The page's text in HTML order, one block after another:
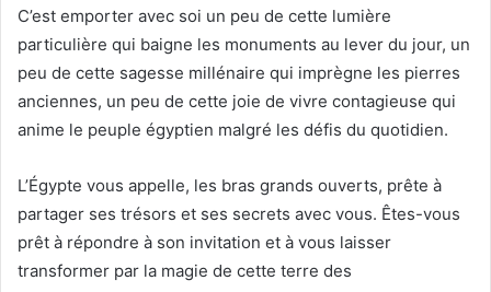
C’est emporter avec soi un peu de cette lumière
particulière qui baigne les monuments au lever du jour, un
peu de cette sagesse millénaire qui imprègne les pierres
anciennes, un peu de cette joie de vivre contagieuse qui
anime le peuple égyptien malgré les défis du quotidien.
L’Égypte vous appelle, les bras grands ouverts, prête à
partager ses trésors et ses secrets avec vous. Êtes-vous
prêt à répondre à son invitation et à vous laisser
transformer par la magie de cette terre des